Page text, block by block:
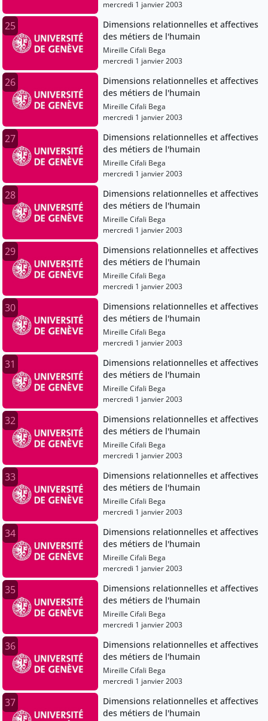
mercredi 1 janvier 2003
25
Dimensions relationnelles et affectives
des métiers de l'humain
Mireille Cifali Bega
mercredi 1 janvier 2003
26
Dimensions relationnelles et affectives
des métiers de l'humain
Mireille Cifali Bega
mercredi 1 janvier 2003
27
Dimensions relationnelles et affectives
des métiers de l'humain
Mireille Cifali Bega
mercredi 1 janvier 2003
28
Dimensions relationnelles et affectives
des métiers de l'humain
Mireille Cifali Bega
mercredi 1 janvier 2003
29
Dimensions relationnelles et affectives
des métiers de l'humain
Mireille Cifali Bega
mercredi 1 janvier 2003
30
Dimensions relationnelles et affectives
des métiers de l'humain
Mireille Cifali Bega
mercredi 1 janvier 2003
31
Dimensions relationnelles et affectives
des métiers de l'humain
Mireille Cifali Bega
mercredi 1 janvier 2003
32
Dimensions relationnelles et affectives
des métiers de l'humain
Mireille Cifali Bega
mercredi 1 janvier 2003
33
Dimensions relationnelles et affectives
des métiers de l'humain
Mireille Cifali Bega
mercredi 1 janvier 2003
34
Dimensions relationnelles et affectives
des métiers de l'humain
Mireille Cifali Bega
mercredi 1 janvier 2003
35
Dimensions relationnelles et affectives
des métiers de l'humain
Mireille Cifali Bega
mercredi 1 janvier 2003
36
Dimensions relationnelles et affectives
des métiers de l'humain
Mireille Cifali Bega
mercredi 1 janvier 2003
37
Dimensions relationnelles et affectives
des métiers de l'humain